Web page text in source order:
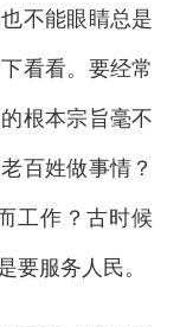
不能眼睛总是
看看。要经常
根本宗旨毫不
百姓做事情？
工作？古时候
要服务人民。